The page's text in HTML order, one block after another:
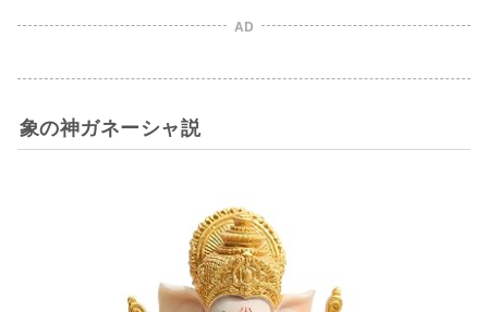
AD
象の神ガネーシャ説